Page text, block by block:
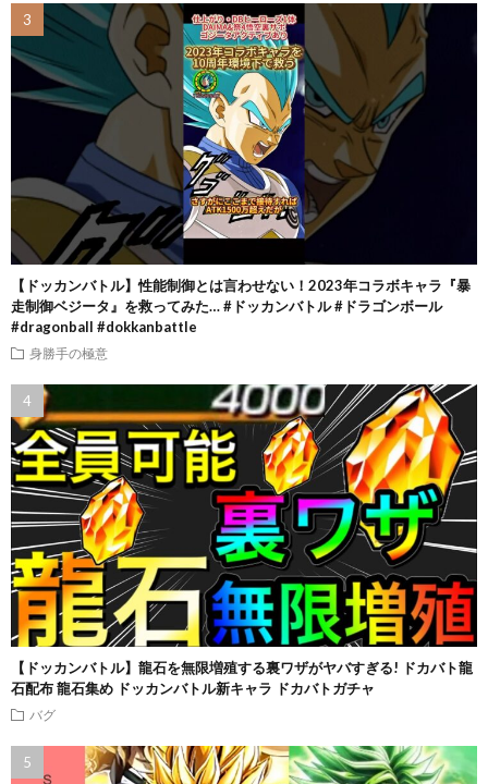
【ドッカンバトル】性能制御とは言わせない！2023年コラボキャラ『暴
走制御ベジータ』を救ってみた… #ドッカンバトル #ドラゴンボール
#dragonball #dokkanbattle
身勝手の極意
【ドッカンバトル】龍石を無限増殖する裏ワザがヤバすぎる! ドカバト龍
石配布 龍石集め ドッカンバトル新キャラ ドカバトガチャ
バグ